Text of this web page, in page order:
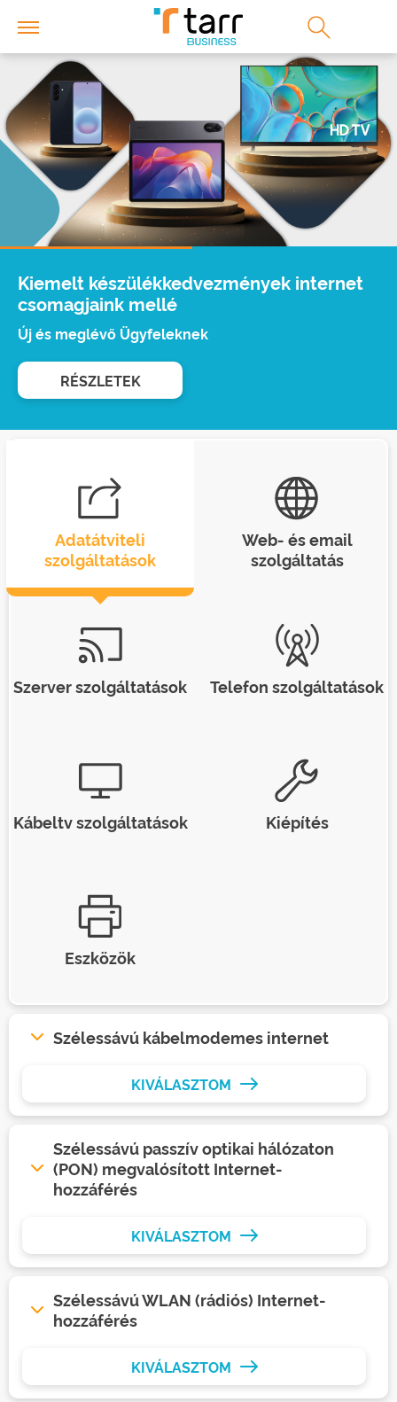
Kiemelt készülékkedvezmények internet
csomagjaink mellé
Új és meglévő Ügyfeleknek
RÉSZLETEK
Adatátviteli
szolgáltatások
Web- és email
szolgáltatás
Szerver szolgáltatások Telefon szolgáltatások
Kábeltv szolgáltatások Kiépítés
Eszközök
Szélessávú kábelmodemes internet
KIVÁLASZTOM
Szélessávú passzív optikai hálózaton
(PON) megvalósított Internet-
hozzáférés
KIVÁLASZTOM
Szélessávú WLAN (rádiós) Internet-
hozzáférés
KIVÁLASZTOM